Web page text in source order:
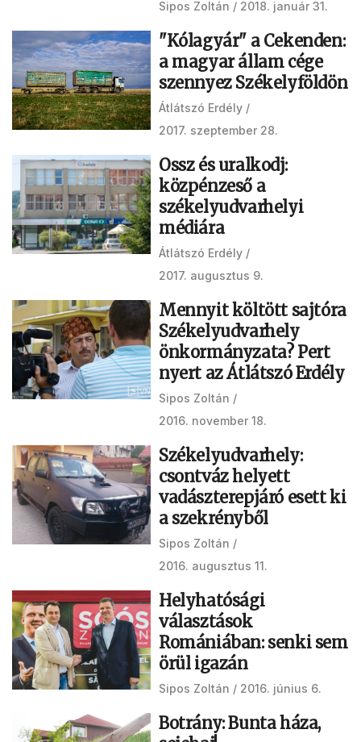
Sipos Zoltán 2018. január 31.
"Kólagyár" a Cekenden:
a magyar állam cége
szennyez Székelyföldön
Átlátszó Erdély
2017. szeptember 28.
Ossz és uralkodj:
közpénzeső a
székelyudvarhelyi
médiára
Átlátszó Erdély
2017. augusztus 9.
Mennyit költött sajtóra
Székelyudvarhely
önkormányzata? Pert
nyert az Átlátszó Erdély
Sipos Zoltán
2016. november 18.
Székelyudvarhely:
csontváz helyett
vadászterepjáró esett ki
a szekrényből
Sipos Zoltán
2016. augusztus 11.
Helyhatósági
választások
Romániában: senki sem
örül igazán
Sipos Zoltán 2016. június 6.
Botrány: Bunta háza,